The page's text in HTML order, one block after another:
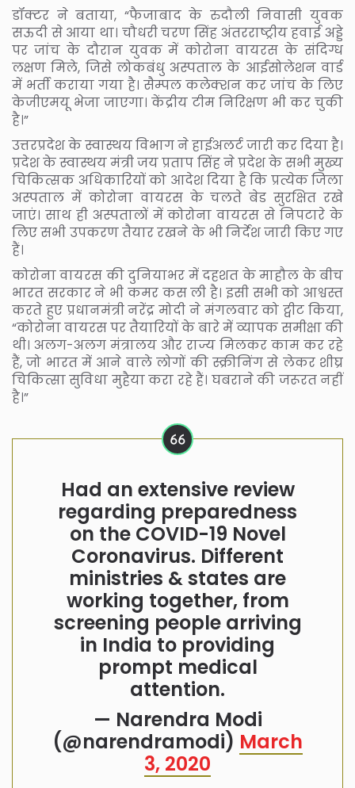
डॉक्टर ने बताया, “फैजाबाद के रुदौली निवासी युवक
सऊदी से आया था। चौधरी चरण सिंह अंतरराष्ट्रीय हवाई अड्डे
पर जांच के दौरान युवक में कोरोना वायरस के संदिग्ध
लक्षण मिले, जिसे लोकबंधु अस्पताल के आईसोलेशन वार्ड
में भर्ती कराया गया है। सैम्पल कलेक्शन कर जांच के लिए
केजीएमयू भेजा जाएगा। केंद्रीय टीम निरिक्षण भी कर चुकी
है।”
उत्तरप्रदेश के स्वास्थय विभाग ने हाईअलर्ट जारी कर दिया है।
प्रदेश के स्वास्थय मंत्री जय प्रताप सिंह ने प्रदेश के सभी मुख्य
चिकित्सक अधिकारियों को आदेश दिया है कि प्रत्येक जिला
अस्पताल में कोरोना वायरस के चलते बेड सुरक्षित रखे
जाएं। साथ ही अस्पतालों में कोरोना वायरस से निपटारे के
लिए सभी उपकरण तैयार रखने के भी निर्देश जारी किए गए
हैं।
कोरोना वायरस की दुनियाभर में दहशत के माहौल के बीच
भारत सरकार ने भी कमर कस ली है। इसी सभी को आश्वस्त
करते हुए प्रधानमंत्री नरेंद्र मोदी ने मंगलवार को ट्वीट किया,
“कोरोना वायरस पर तैयारियों के बारे में व्यापक समीक्षा की
थी। अलग-अलग मंत्रालय और राज्य मिलकर काम कर रहे
हैं, जो भारत में आने वाले लोगों की स्क्रीनिंग से लेकर शीघ्र
चिकित्सा सुविधा मुहैया करा रहे हैं। घबराने की जरूरत नहीं
है।”
Had an extensive review
regarding preparedness
on the COVID-19 Novel
Coronavirus. Different
ministries & states are
working together, from
screening people arriving
in India to providing
prompt medical
attention.
— Narendra Modi
(@narendramodi) March
3, 2020